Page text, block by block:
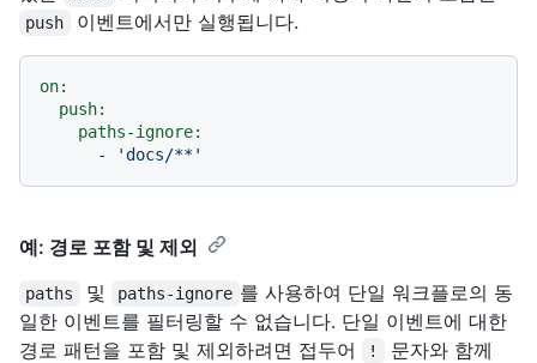
push 이벤트에서만 실행됩니다.
on:
push:
paths-ignore:
-
'docs/**'
예: 경로 포함 및 제외
paths 및 paths-ignore 를 사용하여 단일 워크플로의 동
일한 이벤트를 필터링할 수 없습니다. 단일 이벤트에 대한
경로 패턴을 포함 및 제외하려면 접두어
! 문자와 함께